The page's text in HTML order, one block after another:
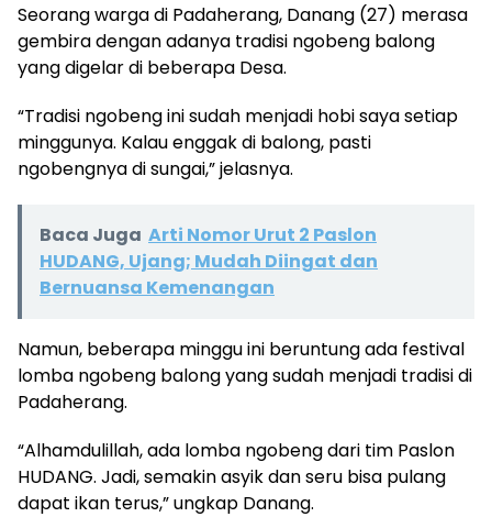
Seorang warga di Padaherang, Danang (27) merasa
gembira dengan adanya tradisi ngobeng balong
yang digelar di beberapa Desa.
“Tradisi ngobeng ini sudah menjadi hobi saya setiap
minggunya. Kalau enggak di balong, pasti
ngobengnya di sungai,” jelasnya.
Baca Juga Arti Nomor Urut 2 Paslon
HUDANG, Ujang; Mudah Diingat dan
Bernuansa Kemenangan
Namun, beberapa minggu ini beruntung ada festival
lomba ngobeng balong yang sudah menjadi tradisi di
Padaherang.
“Alhamdulillah, ada lomba ngobeng dari tim Paslon
HUDANG. Jadi, semakin asyik dan seru bisa pulang
dapat ikan terus,” ungkap Danang.